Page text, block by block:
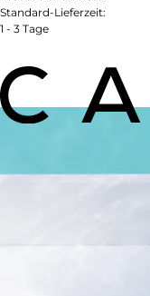
Standard-Lieferzeit:
1 - 3 Tage